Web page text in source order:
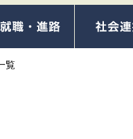
覧